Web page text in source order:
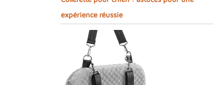
expérience réussie